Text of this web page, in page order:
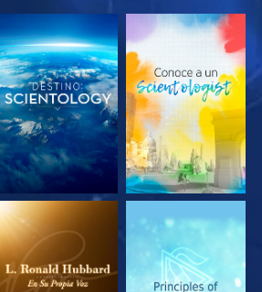
EXPLORA LAS
SERIES
EXPLORA LAS
SERIES